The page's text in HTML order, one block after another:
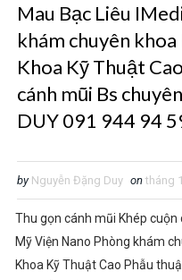
Mau Bạc Liêu
khám chuyên
Khoa Kỹ Thuật
cánh mũi Bs
DUY 091 944 94
by Nguyễn Đặng Duy on tháng
Thu gọn cánh mũi Khép cuộn
Mỹ Viện Nano Phòng khám
Khoa Kỹ Thuật Cao Phẫu